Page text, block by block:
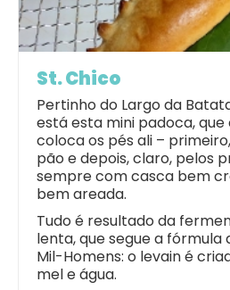
St. Chico
Pertinho do Largo da
está esta mini padoca,
coloca os pés ali –
pão e depois, claro, pelos
sempre com casca bem
bem areada.
Tudo é resultado da
lenta, que segue a fórmula
Mil-Homens: o levain é
mel e água.